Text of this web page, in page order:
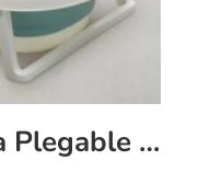
Mami love Bañera Plegable | Azul ,rosa y gris